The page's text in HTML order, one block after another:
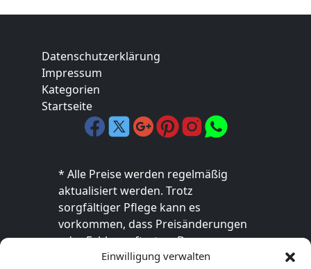
Einwilligung verwalten
Datenschutzerklärung
Impressum
Kategorien
Startseite
* Alle Preise werden regelmäßig
aktualisiert werden. Trotz
sorgfältiger Pflege kann es
vorkommen, dass Preisänderungen
oder Fehler auftreten. Der
endgültige Preis sowie die